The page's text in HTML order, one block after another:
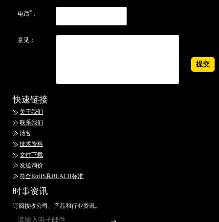
电话* ：
意见：
快速链接
关于我们
联系我们
博客
技术资料
文件下载
发送询价
符合RoHS和REACH标准
时事资讯
订阅接收公司、产品和行业资讯。